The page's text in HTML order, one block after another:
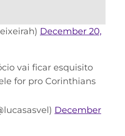
December 20,
vai ficar esquisito
for pro Corinthians
December